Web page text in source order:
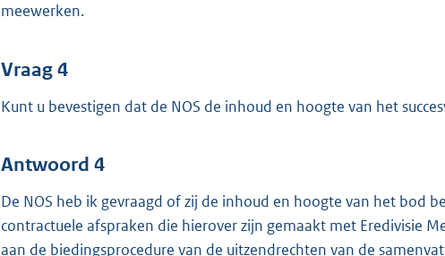
meewerken.
Vraag 4
Kunt u bevestigen dat de NOS de inhoud en hoogte van het
Antwoord 4
De NOS heb ik gevraagd of zij de inhoud en hoogte van het bod
contractuele afspraken die hierover zijn gemaakt met Eredivisie
aan de biedingsprocedure van de uitzendrechten van de